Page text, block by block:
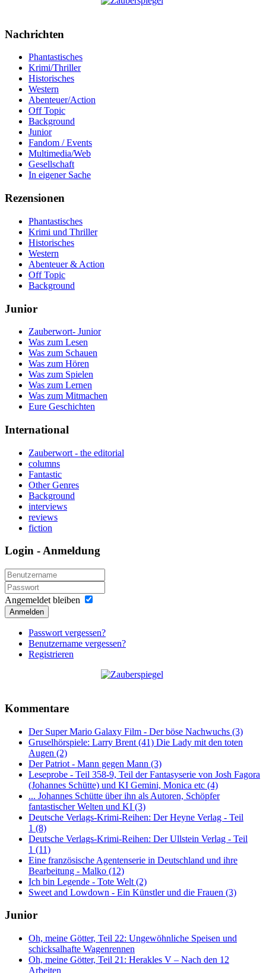
Nachrichten
Phantastisches
Krimi/Thriller
Historisches
Western
Abenteuer/Action
Off Topic
Background
Junior
Fandom / Events
Multimedia/Web
Gesellschaft
In eigener Sache
Rezensionen
Phantastisches
Krimi und Thriller
Historisches
Western
Abenteuer & Action
Off Topic
Background
Junior
Zauberwort- Junior
Was zum Lesen
Was zum Schauen
Was zum Hören
Was zum Spielen
Was zum Lernen
Was zum Mitmachen
Eure Geschichten
International
Zauberwort - the editorial
columns
Fantastic
Other Genres
Background
interviews
reviews
fiction
Login - Anmeldung
Angemeldet bleiben
Anmelden
Passwort vergessen?
Benutzername vergessen?
Registrieren
Kommentare
Der Super Mario Galaxy Film - Der böse Nachwuchs (3)
Gruselhörspiele: Larry Brent (41) Die Lady mit den toten
Augen (2)
Der Patriot - Mann gegen Mann (3)
Leseprobe - Teil 358-9, Teil der Fantasyserie von Josh Fagora
(Johannes Schütte) und KI Gemini, Monica etc (4)
... Johannes Schütte über ihn als Autoren, Schöpfer
fantastischer Welten und KI (3)
Deutsche Verlags-Krimi-Reihen: Der Heyne Verlag - Teil
1 (8)
Deutsche Verlags-Krimi-Reihen: Der Ullstein Verlag - Teil
1 (11)
Eine französische Agentenserie in Deutschland und ihre
Bearbeitung - Malko (12)
Ich bin Legende - Tote Welt (2)
Sweet and Lowdown - Ein Künstler und die Frauen (3)
Junior
Oh, meine Götter, Teil 22: Ungewöhnliche Speisen und
schicksalhafte Wagenrennen
Oh, meine Götter, Teil 21: Herakles V – Nach den 12
Arbeiten